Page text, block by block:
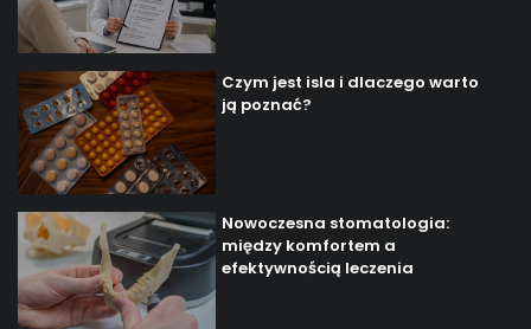
Czym jest isla i dlaczego warto
ją poznać?
Nowoczesna stomatologia:
między komfortem a
efektywnością leczenia